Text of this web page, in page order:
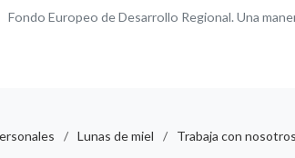
Fondo Europeo de Desarrollo Regional. Una
/ Lunas de miel / Trabaja con nosotros